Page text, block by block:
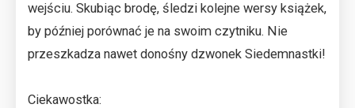
wejściu. Skubiąc brodę, śledzi kolejne wersy książek,
by później porównać je na swoim czytniku. Nie
przeszkadza nawet donośny dzwonek Siedemnastki!
Ciekawostka: